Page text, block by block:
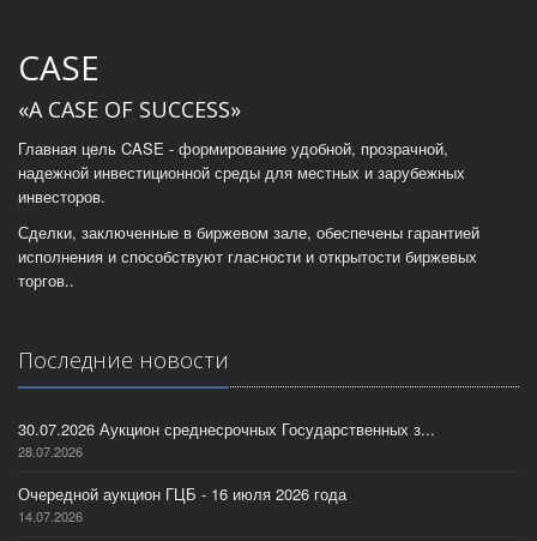
CASE
«A CASE OF SUCCESS»
Главная цель CASE - формирование удобной, прозрачной,
надежной инвестиционной среды для местных и зарубежных
инвесторов.
Сделки, заключенные в биржевом зале, обеспечены гарантией
исполнения и способствуют гласности и открытости биржевых
торгов..
Последние новости
30.07.2026 Аукцион среднесрочных Государственных з...
28.07.2026
Очередной аукцион ГЦБ - 16 июля 2026 года
14.07.2026